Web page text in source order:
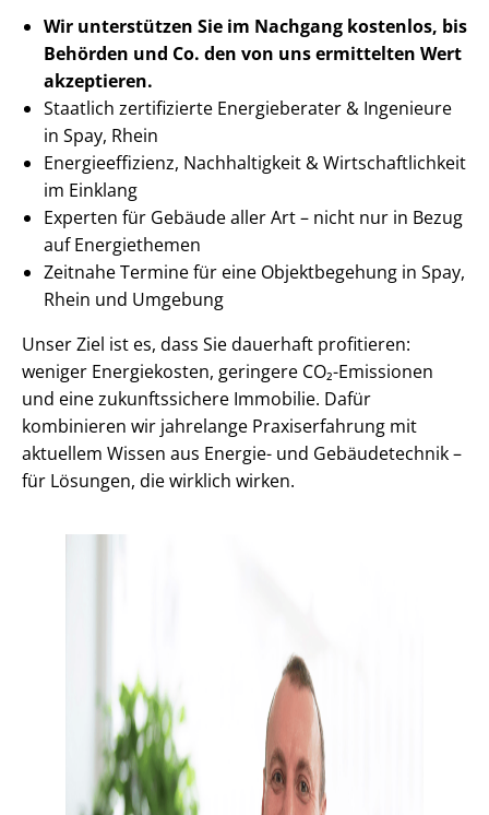
Wir unterstützen Sie im Nachgang kostenlos, bis
Behörden und Co. den von uns ermittelten Wert
akzeptieren.
Staatlich zertifizierte Energieberater & Ingenieure
in Spay, Rhein
En­er­gie­ef­fi­zi­enz, Nachhaltigkeit & Wirt­schaft­lich­keit
im Einklang
Experten für Gebäude aller Art – nicht nur in Bezug
auf Energiethemen
Zeitnahe Termine für eine Objektbegehung in Spay,
Rhein und Umgebung
Unser Ziel ist es, dass Sie dauerhaft profitieren:
weniger Energiekosten, geringere CO₂-Emissionen
und eine zukunftssichere Immobilie. Dafür
kombinieren wir jahrelange Praxiserfahrung mit
aktuellem Wissen aus Energie- und Gebäudetechnik –
für Lösungen, die wirklich wirken.